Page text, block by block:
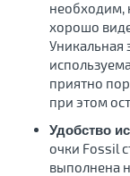
необходим,
хорошо
Уникальная
приятно
при этом
Удобство
очки Fossil
выполнена